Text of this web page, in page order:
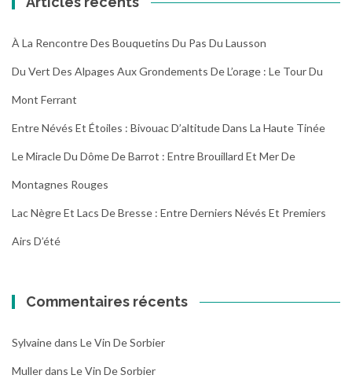
À La Rencontre Des Bouquetins Du Pas Du Lausson
Du Vert Des Alpages Aux Grondements De L’orage : Le Tour Du
Mont Ferrant
Entre Névés Et Étoiles : Bivouac D’altitude Dans La Haute Tinée
Le Miracle Du Dôme De Barrot : Entre Brouillard Et Mer De
Montagnes Rouges
Lac Nègre Et Lacs De Bresse : Entre Derniers Névés Et Premiers
Airs D’été
Commentaires récents
Sylvainedans Le Vin De Sorbier
Mullerdans Le Vin De Sorbier